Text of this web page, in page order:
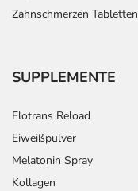
Zahnschmerzen Tabletten
SUPPLEMENTE
Elotrans Reload
Eiweißpulver
Melatonin Spray
Kollagen